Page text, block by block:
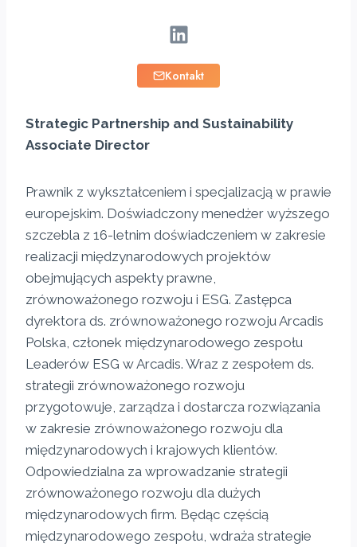
Content is collapsed. Activate the Kontakt button to
+48 531 32 32 14
Kontakt
Strategic Partnership and Sustainability
Associate Director
Prawnik z wykształceniem i specjalizacją w prawie
europejskim. Doświadczony menedżer wyższego
szczebla z 16-letnim doświadczeniem w zakresie
realizacji międzynarodowych projektów
obejmujących aspekty prawne,
zrównoważonego rozwoju i ESG. Zastępca
dyrektora ds. zrównoważonego rozwoju Arcadis
Polska, członek międzynarodowego zespołu
Leaderów ESG w Arcadis. Wraz z zespołem ds.
strategii zrównoważonego rozwoju
przygotowuje, zarządza i dostarcza rozwiązania
w zakresie zrównoważonego rozwoju dla
międzynarodowych i krajowych klientów.
Odpowiedzialna za wprowadzanie strategii
zrównoważonego rozwoju dla dużych
międzynarodowych firm. Będąc częścią
międzynarodowego zespołu, wdraża strategie